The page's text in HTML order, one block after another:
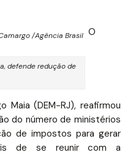
/Agência Brasil
defende redução de
O
Maia (DEM-RJ), reafirmou
do número de ministérios
de impostos para gerar
de se reunir com a